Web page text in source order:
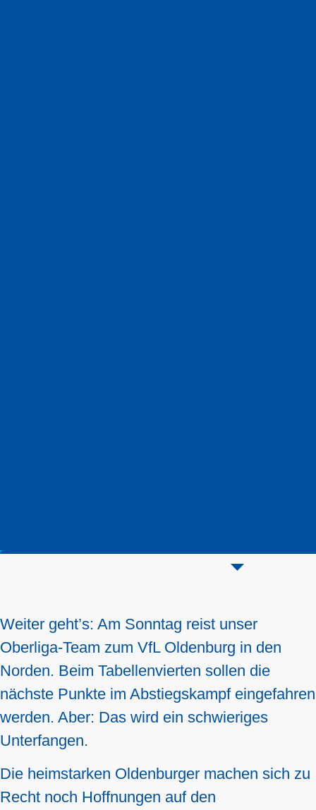
Weiter geht’s: Am Sonntag reist unser
Oberliga-Team zum VfL Oldenburg in den
Norden. Beim Tabellenvierten sollen die
nächste Punkte im Abstiegskampf eingefahren
werden. Aber: Das wird ein schwieriges
Unterfangen.
Die heimstarken Oldenburger machen sich zu
Recht noch Hoffnungen auf den